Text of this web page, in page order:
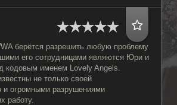
берётся разрешить любую проблему
его сотрудницами являются Юри и
кодовым именем Lovely Angels.
не только своей
огромными разрушениями
работу.